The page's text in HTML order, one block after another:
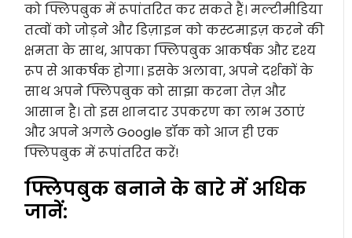
को फ्लिपबुक में रूपांतरित कर सकते हैं। मल्टीमीडिया
तत्वों को जोड़ने और डिज़ाइन को कस्टमाइज़ करने की
क्षमता के साथ, आपका फ्लिपबुक आकर्षक और दृश्य
रूप से आकर्षक होगा। इसके अलावा, अपने दर्शकों के
साथ अपने फ्लिपबुक को साझा करना तेज़ और
आसान है। तो इस शानदार उपकरण का लाभ उठाएं
और अपने अगले Google डॉक को आज ही एक
फ्लिपबुक में रूपांतरित करें!
फ्लिपबुक बनाने के बारे में अधिक
जानें: